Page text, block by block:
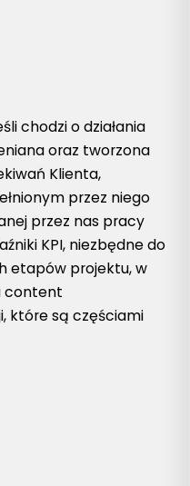
chodzi o działania
oraz tworzona
Klienta,
przez niego
przez nas pracy
KPI, niezbędne do
etapów projektu, w
content
które są częściami